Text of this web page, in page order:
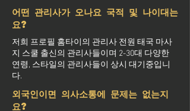
어떤 관리사가 오나요 국적 및 나이대는
요?
저희 프로필 홈타이의 관리사 전원 태국 마사
지 스쿨 출신의 관리사들이며 2-30대 다양한
연령, 스타일의 관리사들이 상시 대기중입니
다.
외국인이면 의사소통에 문제는 없는지
요?